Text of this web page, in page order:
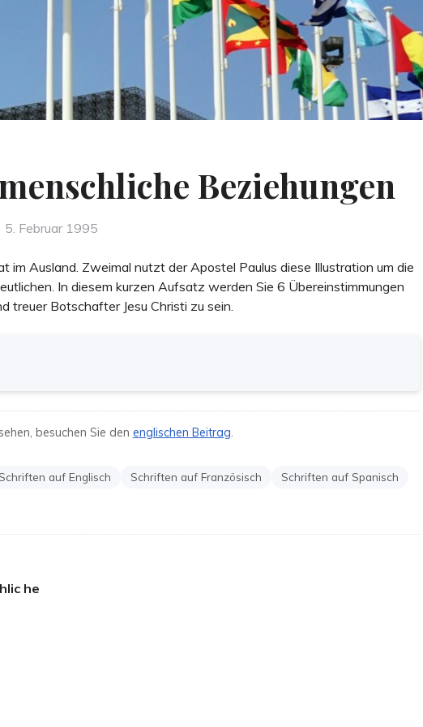
Beziehungen
Posted
5. Februar 1995
im Ausland. Zweimal nutzt der Apostel Paulus diese Illustration um die
In diesem kurzen Aufsatz werden Sie 6 Übereinstimmungen
treuer Botschafter Jesu Christi zu sein.
besuchen Sie den englischen Beitrag.
Schriften auf Englisch Schriften auf Französisch Schriften auf Spanisch
he